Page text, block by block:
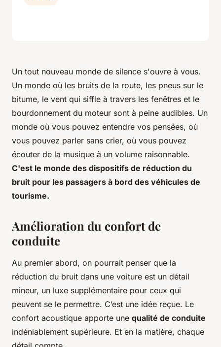
Un tout nouveau monde de silence s'ouvre à vous.
Un monde où les bruits de la route, les pneus sur le
bitume, le vent qui siffle à travers les fenêtres et le
bourdonnement du moteur sont à peine audibles. Un
monde où vous pouvez entendre vos pensées, où
vous pouvez parler sans crier, où vous pouvez
écouter de la musique à un volume raisonnable.
C'est le monde des dispositifs de réduction du
bruit pour les passagers à bord des véhicules de
tourisme.
Amélioration du confort de
conduite
Au premier abord, on pourrait penser que la
réduction du bruit dans une voiture est un détail
mineur, un luxe supplémentaire pour ceux qui
peuvent se le permettre. C’est une idée reçue. Le
confort acoustique apporte une qualité de conduite
indéniablement supérieure. Et en la matière, chaque